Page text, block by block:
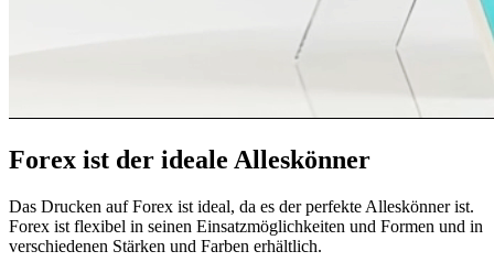
Forex ist der ideale Alleskönner
Das Drucken auf Forex ist ideal, da es der perfekte Alleskönner ist.
Forex ist flexibel in seinen Einsatzmöglichkeiten und Formen und in
verschiedenen Stärken und Farben erhältlich.